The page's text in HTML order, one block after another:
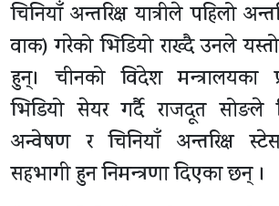
चिनियाँ अन्तरिक्ष यात्रीले पहिलो
वाक) गरेको भिडियो राख्दै उनले
हुन्। चीनको विदेश मन्त्रालयका
भिडियो सेयर गर्दै राजदूत सोङले
अन्वेषण र चिनियाँ अन्तरिक्ष
सहभागी हुन निमन्त्रणा दिएका छन् ।